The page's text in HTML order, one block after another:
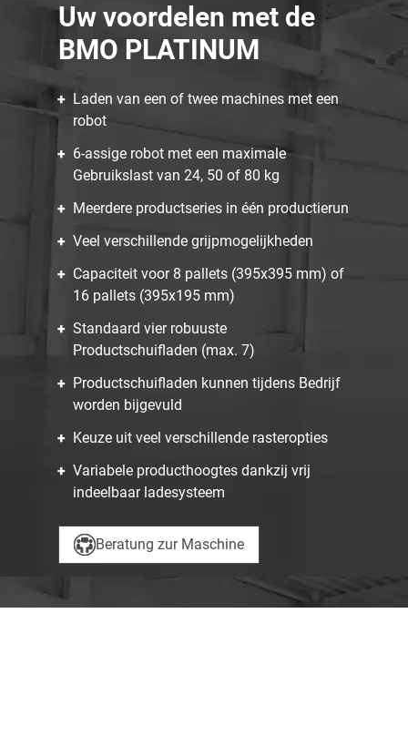
Uw voordelen met de
BMO PLATINUM
Laden van een of twee machines met een
robot
6-assige robot met een maximale
Gebruikslast van 24, 50 of 80 kg
Meerdere productseries in één productierun
Veel verschillende grijpmogelijkheden
Capaciteit voor 8 pallets (395x395 mm) of
16 pallets (395x195 mm)
Standaard vier robuuste
Productschuifladen (max. 7)
Productschuifladen kunnen tijdens Bedrijf
worden bijgevuld
Keuze uit veel verschillende rasteropties
Variabele producthoogtes dankzij vrij
indeelbaar ladesysteem
Beratung zur Maschine